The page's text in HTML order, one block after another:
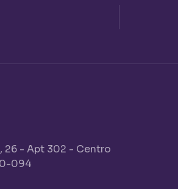
26 - Apt 302 - Centro
094